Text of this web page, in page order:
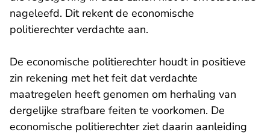
nageleefd. Dit rekent de economische
politierechter verdachte aan.
De economische politierechter houdt in positieve
zin rekening met het feit dat verdachte
maatregelen heeft genomen om herhaling van
dergelijke strafbare feiten te voorkomen. De
economische politierechter ziet daarin aanleiding